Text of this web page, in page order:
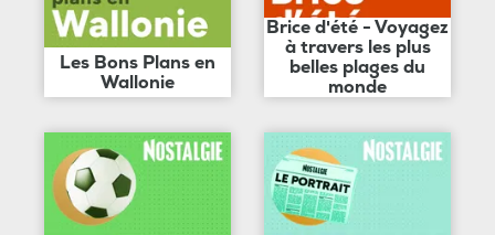
Les Bons Plans en
Wallonie
Brice d'été - Voyagez
à travers les plus
belles plages du
monde